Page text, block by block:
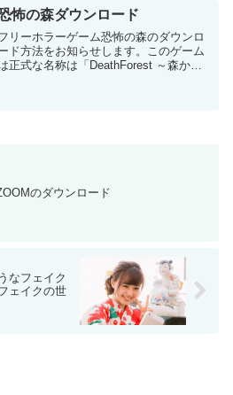
Mad Father」は、独特...
怖の森ダウンロード
リーホラーゲーム恐怖の森のダウンロ
ド方法をお知らせします。このゲーム
正式な名称は「DeathForest ～森から
のダウンロード
なフェイク
ェイクの世